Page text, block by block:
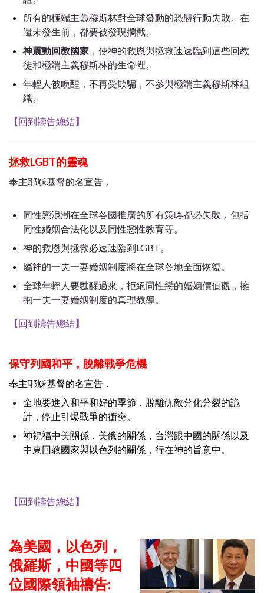
所有的極端主義穆斯林對全球發動的恐襲行動失敗。在
還未發生前，都要被發現攔截。
神震動回教國家 ，使神的救恩與拯救速速臨到這些回教
徒和極端主義穆斯林的生命裡。
年輕人被喚醒，不再受欺騙，不參與極端主義穆斯林組
織。
【回到禱告總結】
拯救LGBT的靈魂
奉主耶穌基督的名宣告，
同性戀浪潮在全球各國推廣的所有策略都必失敗，包括
同性婚姻合法化以及同性戀性教育等。
神的救恩與拯救必速速臨到LGBT。
屬神的一夫一妻婚姻制度將在全球各地全面恢復。
全球年輕人要甦醒過來，拒絕同性戀的婚姻價值觀，擁
抱一夫一妻婚姻制度的真理教導。
【回到禱告總結】
保守列國和平， 脫離戰爭危機
奉主耶穌基督的名宣告，
全地要進入和平和好的季節，脫離仇敵分化分裂的詭
計，停止引爆戰爭的衝突。
神祝福中美關係，美俄的關係，台灣跟中國的關係以及
中東回教國家與以色列的關係，行在神的旨意中。
【回到禱告總結】
為美國，以色列，
俄羅斯，中國等四
位國際領袖禱告: